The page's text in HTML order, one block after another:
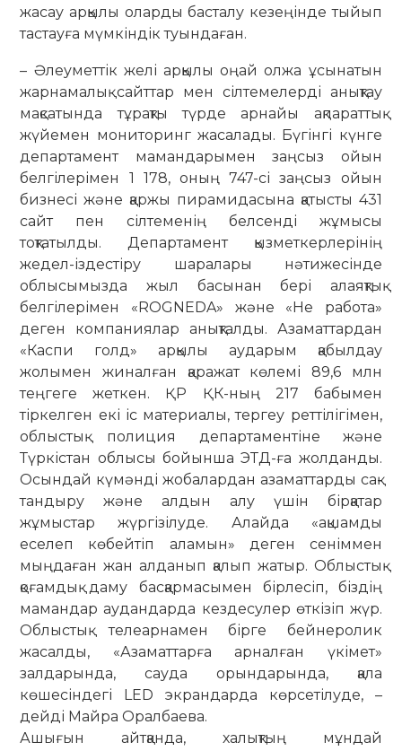
жасау ар­қылы оларды басталу кезеңінде тыйып
тастауға мүмкіндік туындаған.
– Әлеуметтік желі арқылы оңай олжа ұсынатын
жарнамалық сайттар мен сілтемелерді анықтау
мақсатында тұ­рақ­ты түрде арнайы ақпараттық
жүйемен мониторинг жасалады. Бүгінгі күнге
департамент мамандарымен заңсыз ойын
белгілерімен 1 178, оның 747-сі заңсыз ойын
бизнесі және қар­жы пирамидасына қатысты 431
сайт­ пен сілтеменің белсенді жұмысы
тоқтатылды. Департамент қызмет­керлерінің
жедел-іздестіру шаралары нә­тижесінде
облысымызда жыл ба­сынан бері алаяқтық
белгілерімен «ROGNEDA» және «Не работа»
деген компаниялар анықталды. Азаматтардан
«Каспи голд» арқылы аударым қа­былдау
жолымен жиналған қаражат көлемі 89,6 млн
теңгеге жеткен. ҚР ҚК-ның 217 бабымен
тіркелген екі іс материалы, тергеу реттілігімен,
облыстық полиция департаментіне және
Түркістан облысы бойынша ЭТД-ға жолданды.
Осындай күмәнді жобалардан азаматтарды сақ­
тандыру және алдын алу үшін бірқатар
жұмыстар жүргізілуде. Алайда «ақшамды
еселеп көбейтіп аламын» деген сеніммен
мыңдаған жан ал­данып қалып жатыр. Облыстық
қо­ғамдық даму басқармасымен бірлесіп, біздің
мамандар аудандарда кездесулер өткізіп жүр.
Облыстық телеарнамен бірге бейнеролик
жасалды, «Азаматтарға ар­налған үкімет»
залдарында, сауда орын­дарында, қала
көшесіндегі LED экрандарда көрсетілуде, –
дейді Майра Оралбаева.
Ашығын айтқанда, халықтың мұн­дай